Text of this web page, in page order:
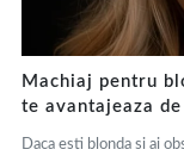
Machiaj pentru
te avantajeaza
Daca esti blonda si ai